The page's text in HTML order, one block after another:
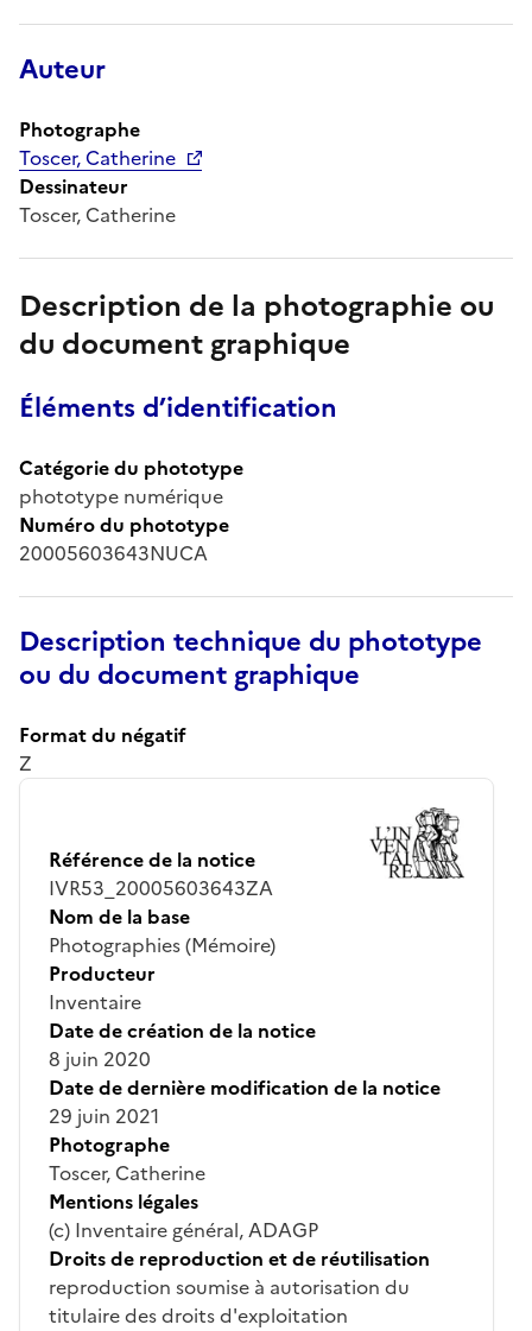
Auteur
Photographe
Toscer, Catherine
Dessinateur
Toscer, Catherine
Description de la photographie ou
du document graphique
Éléments d’identification
Catégorie du phototype
phototype numérique
Numéro du phototype
20005603643NUCA
Description technique du phototype
ou du document graphique
Format du négatif
Z
Référence de la notice
IVR53_20005603643ZA
Nom de la base
Photographies (Mémoire)
Producteur
Inventaire
Date de création de la notice
8 juin 2020
Date de dernière modification de la notice
29 juin 2021
Photographe
Toscer, Catherine
Mentions légales
(c) Inventaire général, ADAGP
Droits de reproduction et de réutilisation
reproduction soumise à autorisation du
titulaire des droits d'exploitation